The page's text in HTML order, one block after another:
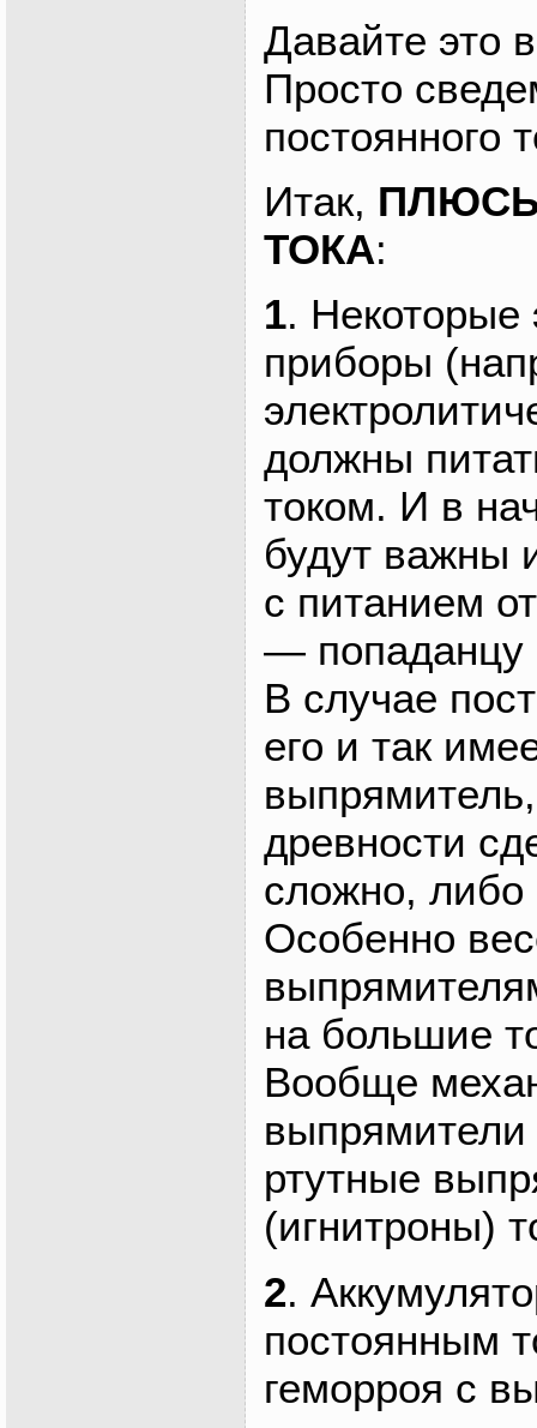
Давайте это
Просто
постоянного
Итак,
ТОКА:
1. Некоторые
приборы
должны
током. И в
будут важны
с питанием
— попаданцу
В случае
его и так
древности
сложно,
Особенно
на большие
Вообще
ртутные
(игнитроны)
2.
постоянным
геморроя с